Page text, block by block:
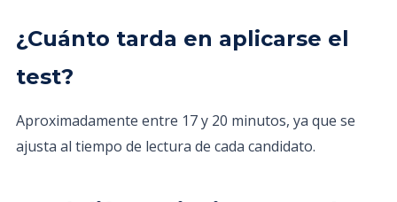
¿Cuánto tarda en aplicarse el
test?
Aproximadamente entre 17 y 20 minutos, ya que se
ajusta al tiempo de lectura de cada candidato.